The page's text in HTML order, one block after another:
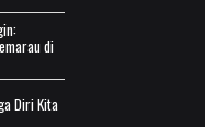
di
Diri Kita